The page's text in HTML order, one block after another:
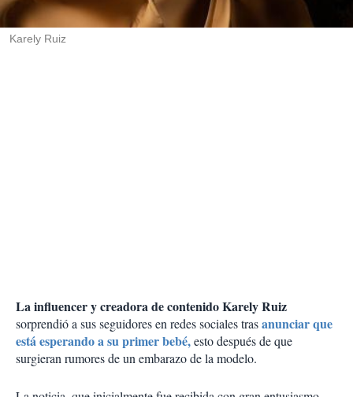
i
Karely Ruiz
La influencer y creadora de contenido Karely Ruiz
sorprendió a sus seguidores en redes sociales trasanunciar que
está esperando a su primer bebé,esto después de que
surgieran rumores de un embarazo de la modelo.